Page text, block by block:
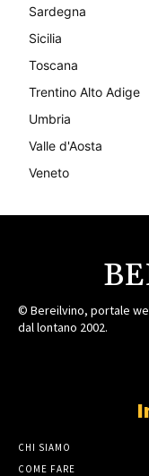
Sardegna
Sicilia
Toscana
Trentino Alto Adige
Umbria
Valle d'Aosta
Veneto
© Bereilvino, portale
dal lontano 2002.
CHI SIAMO
COME FARE